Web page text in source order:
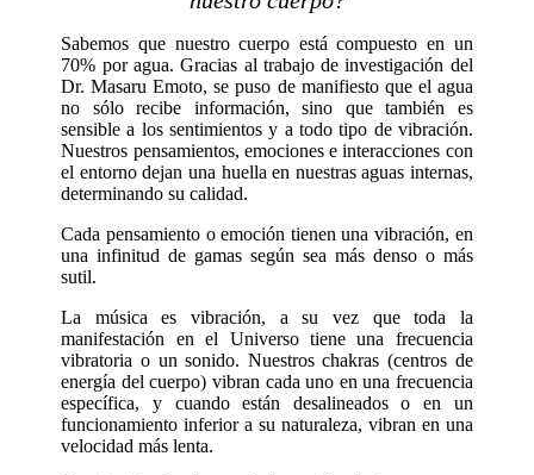
Sabemos que nuestro cuerpo está compuesto en un
70% por agua. Gracias al trabajo de investigación del
Dr. Masaru Emoto, se puso de manifiesto que el agua
no sólo recibe información, sino que también es
sensible a los sentimientos y a todo tipo de vibración.
Nuestros pensamientos, emociones e interacciones con
el entorno dejan una huella en nuestras aguas internas,
determinando su calidad.
Cada pensamiento o emoción tienen una vibración, en
una infinitud de gamas según sea más denso o más
sutil.
La música es vibración, a su vez que toda la
manifestación en el Universo tiene una frecuencia
vibratoria o un sonido. Nuestros chakras (centros de
energía del cuerpo) vibran cada uno en una frecuencia
específica, y cuando están desalineados o en un
funcionamiento inferior a su naturaleza, vibran en una
velocidad más lenta.